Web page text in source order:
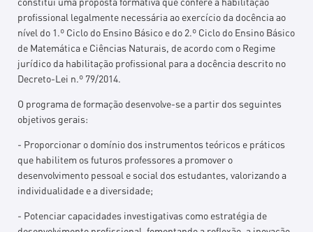
profissional legalmente necessária ao exercício da docência ao
nível do 1.º Ciclo do Ensino Básico e do 2.º Ciclo do Ensino Básico
de Matemática e Ciências Naturais, de acordo com o Regime
jurídico da habilitação profissional para a docência descrito no
Decreto-Lei n.º 79/2014.
O programa de formação desenvolve-se a partir dos seguintes
objetivos gerais:
- Proporcionar o domínio dos instrumentos teóricos e práticos
que habilitem os futuros professores a promover o
desenvolvimento pessoal e social dos estudantes, valorizando a
individualidade e a diversidade;
- Potenciar capacidades investigativas como estratégia de